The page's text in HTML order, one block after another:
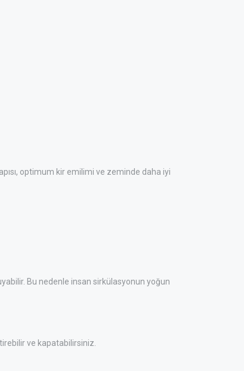
optimum kir emilimi ve zeminde daha iyi
Bu nedenle insan sirkülasyonun yoğun
ve kapatabilirsiniz.